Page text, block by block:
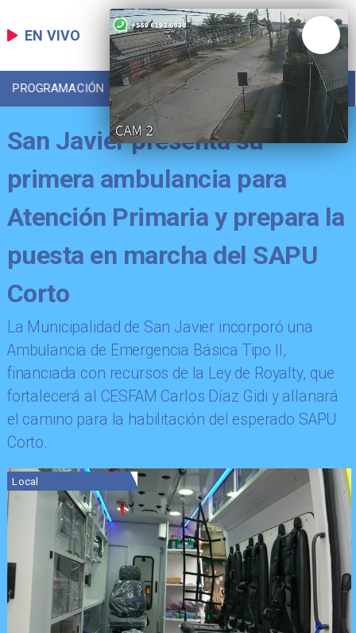
EN VIVO
PROGRAMACIÓN LOCAL DEPORTES
San Javier presenta su
primera ambulancia para
Atención Primaria y prepara la
puesta en marcha del SAPU
Corto
​La Municipalidad de San Javier incorporó una
Ambulancia de Emergencia Básica Tipo II,
financiada con recursos de la Ley de Royalty, que
fortalecerá al CESFAM Carlos Díaz Gidi y allanará
el camino para la habilitación del esperado SAPU
Corto.
Local